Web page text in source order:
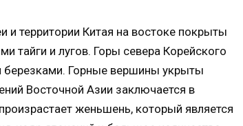
и территории Китая на востоке покрыты
и лугов. Горы севера Корейского
березками. Горные вершины укрыты
Восточной Азии заключается в
женьшень, который является